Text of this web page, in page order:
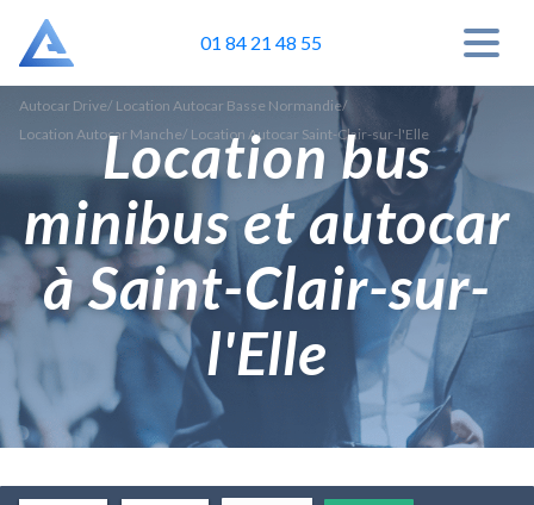
01 84 21 48 55
Autocar Drive/ Location Autocar Basse Normandie/
Location Autocar Manche/ Location Autocar Saint-Clair-sur-l'Elle
Location bus
minibus et autocar
à Saint-Clair-sur-
l'Elle